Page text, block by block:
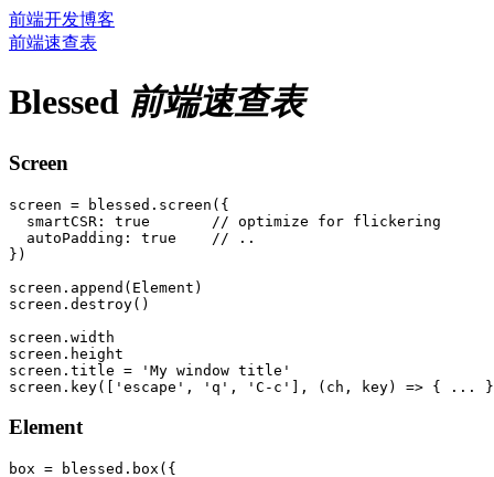
前端开发博客
前端速查表
Blessed 前端速查表
Screen
screen = blessed.screen({
  smartCSR: true       // optimize for flickering
  autoPadding: true    // ..
})
screen.append(Element)
screen.destroy()
screen.width
screen.height
screen.title = 'My window title'
Element
box = blessed.box({